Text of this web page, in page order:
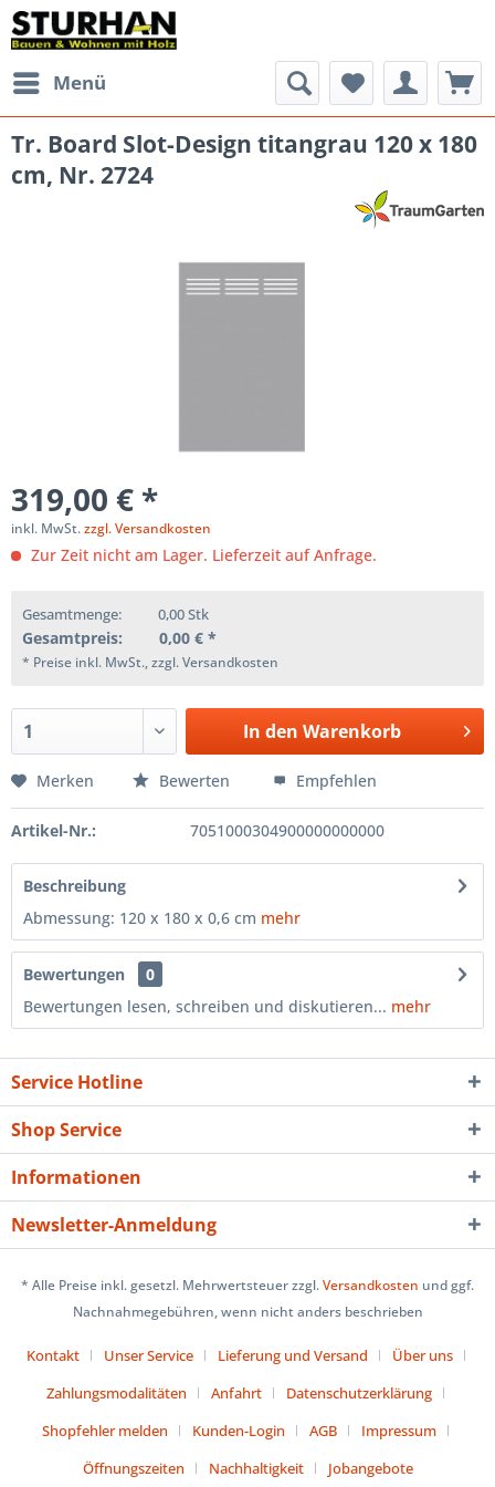
Menü
Tr. Board Slot-Design titangrau 120 x 180
cm, Nr. 2724
319,00 € *
inkl. MwSt.zzgl. Versandkosten
Zur Zeit nicht am Lager. Lieferzeit auf Anfrage.
Gesamtmenge: 0,00Stk
Gesamtpreis: 0,00 € *
* Preise inkl. MwSt., zzgl. Versandkosten
In den Warenkorb
Merken Bewerten Empfehlen
Artikel-Nr.: 7051000304900000000000
Beschreibung
Abmessung: 120 x 180 x 0,6 cm mehr
Bewertungen
0
Bewertungen lesen, schreiben und diskutieren... mehr
Service Hotline
Shop Service
Informationen
Newsletter-Anmeldung
* Alle Preise inkl. gesetzl. Mehrwertsteuer zzgl.Versandkosten und ggf.
Nachnahmegebühren, wenn nicht anders beschrieben
Kontakt Unser Service Lieferung und Versand
Über uns
Zahlungsmodalitäten
Anfahrt
Datenschutzerklärung
Shopfehler melden
Kunden-Login AGB
Impressum
Öffnungszeiten
Nachhaltigkeit Jobangebote